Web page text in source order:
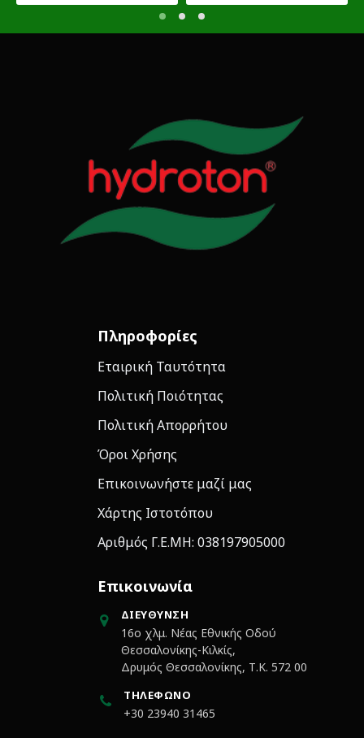
Πληροφορίες
Εταιρική Ταυτότητα
Πολιτική Ποιότητας
Πολιτική Απορρήτου
Όροι Χρήσης
Επικοινωνήστε μαζί μας
Χάρτης Ιστοτόπου
Αριθμός Γ.Ε.ΜΗ: 038197905000
Επικοινωνία
ΔΙΕΎΘΥΝΣΗ
16ο χλμ. Νέας Εθνικής Οδού
Θεσσαλονίκης-Κιλκίς,
Δρυμός Θεσσαλονίκης, Τ.Κ. 572 00
ΤΗΛΈΦΩΝΟ
+30 23940 31465